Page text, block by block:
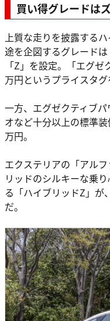
買い得グレードは
上質な走りを披露する
途を企図するグレード
「Z」を設定。「エグ
万円というプライスタグ
一方、エグゼクティブ
オなど十分以上の標準
万円。
エクステリアの「アル
リッドのシルキーな乗
る「ハイブリッドZ」が
だ。